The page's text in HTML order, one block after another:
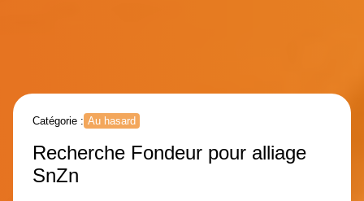
Catégorie : Au hasard
Recherche Fondeur pour alliage
SnZn